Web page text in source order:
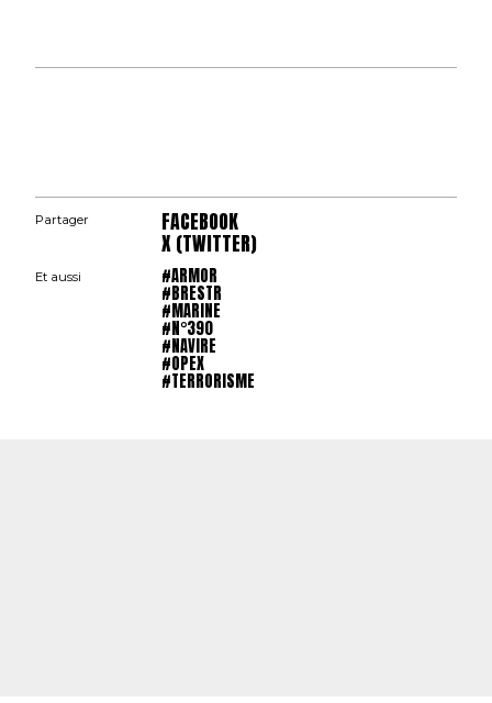
Partager FACEBOOK
X (TWITTER)
Et aussi #ARMOR
#BRESTR
#MARINE
#N°390
#NAVIRE
#OPEX
#TERRORISME